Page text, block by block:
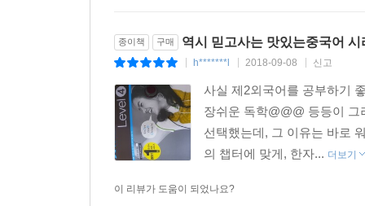
종이책 구매 역시 믿고사는 맛있는중국어 시
h*******l 2018-09-08 신고
사실 제2외국어를 공부하기
장쉬운 독학@@@ 등등이
선택했는데, 그 이유는 바로
의 챕터에 맞게, 한자... 더보기
이 리뷰가 도움이 되었나요?